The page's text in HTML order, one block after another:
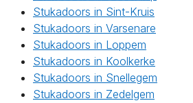
Stukadoors in Sint-Kruis
Stukadoors in Varsenare
Stukadoors in Loppem
Stukadoors in Koolkerke
Stukadoors in Snellegem
Stukadoors in Zedelgem